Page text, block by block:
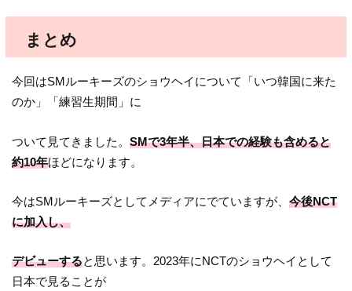
まとめ
今回はSMルーキーズのショウヘイについて「いつ韓国に来た
のか」「練習生期間」に
ついて見てきました。SMで3年半、日本での経験も含めると
約10年ほどになります。
今はSMルーキーズとしてメディアにでていますが、今後NCT
に加入し、
デビューすると思います。2023年にNCTのショウヘイとして
日本で見ることが